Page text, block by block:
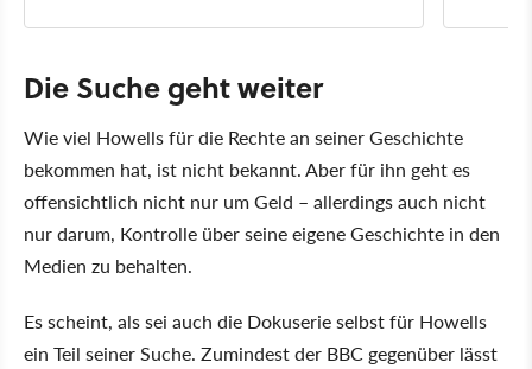
Die Suche geht weiter
Wie viel Howells für die Rechte an seiner Geschichte
bekommen hat, ist nicht bekannt. Aber für ihn geht es
offensichtlich nicht nur um Geld – allerdings auch nicht
nur darum, Kontrolle über seine eigene Geschichte in den
Medien zu behalten.
Es scheint, als sei auch die Dokuserie selbst für Howells
ein Teil seiner Suche. Zumindest der BBC gegenüber lässt